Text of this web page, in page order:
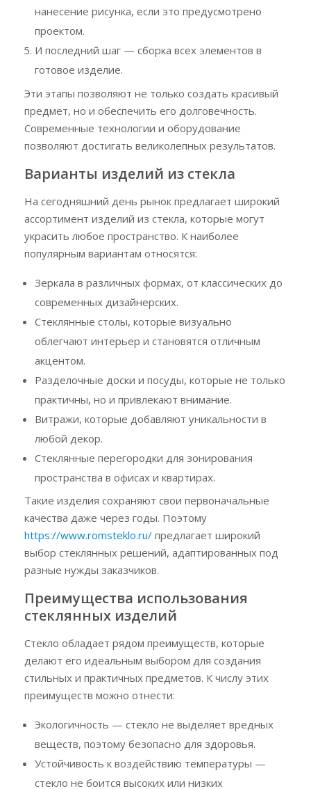
нанесение рисунка, если это предусмотрено
проектом.
И последний шаг — сборка всех элементов в
готовое изделие.
Эти этапы позволяют не только создать красивый
предмет, но и обеспечить его долговечность.
Современные технологии и оборудование
позволяют достигать великолепных результатов.
Варианты изделий из стекла
На сегодняшний день рынок предлагает широкий
ассортимент изделий из стекла, которые могут
украсить любое пространство. К наиболее
популярным вариантам относятся:
Зеркала в различных формах, от классических до
современных дизайнерских.
Стеклянные столы, которые визуально
облегчают интерьер и становятся отличным
акцентом.
Разделочные доски и посуды, которые не только
практичны, но и привлекают внимание.
Витражи, которые добавляют уникальности в
любой декор.
Стеклянные перегородки для зонирования
пространства в офисах и квартирах.
Такие изделия сохраняют свои первоначальные
качества даже через годы. Поэтому
https://www.romsteklo.ru/ предлагает широкий
выбор стеклянных решений, адаптированных под
разные нужды заказчиков.
Преимущества использования
стеклянных изделий
Стекло обладает рядом преимуществ, которые
делают его идеальным выбором для создания
стильных и практичных предметов. К числу этих
преимуществ можно отнести:
Экологичность — стекло не выделяет вредных
веществ, поэтому безопасно для здоровья.
Устойчивость к воздействию температуры —
стекло не боится высоких или низких